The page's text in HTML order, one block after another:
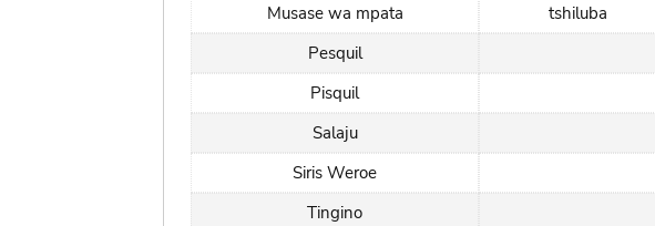
Musase wa mpata
tshiluba
Pesquil
Pisquil
Salaju
Siris Weroe
Tingino